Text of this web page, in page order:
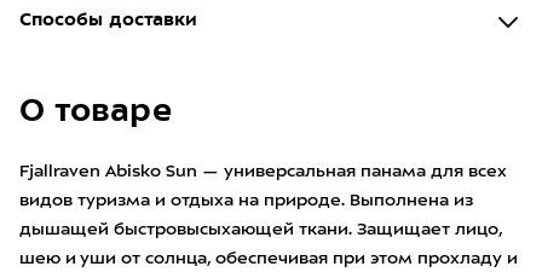
Способы доставки
О товаре
Fjallraven Abisko Sun — универсальная панама для всех
видов туризма и отдыха на природе. Выполнена из
дышащей быстровысыхающей ткани. Защищает лицо,
шею и уши от солнца, обеспечивая при этом прохладу и